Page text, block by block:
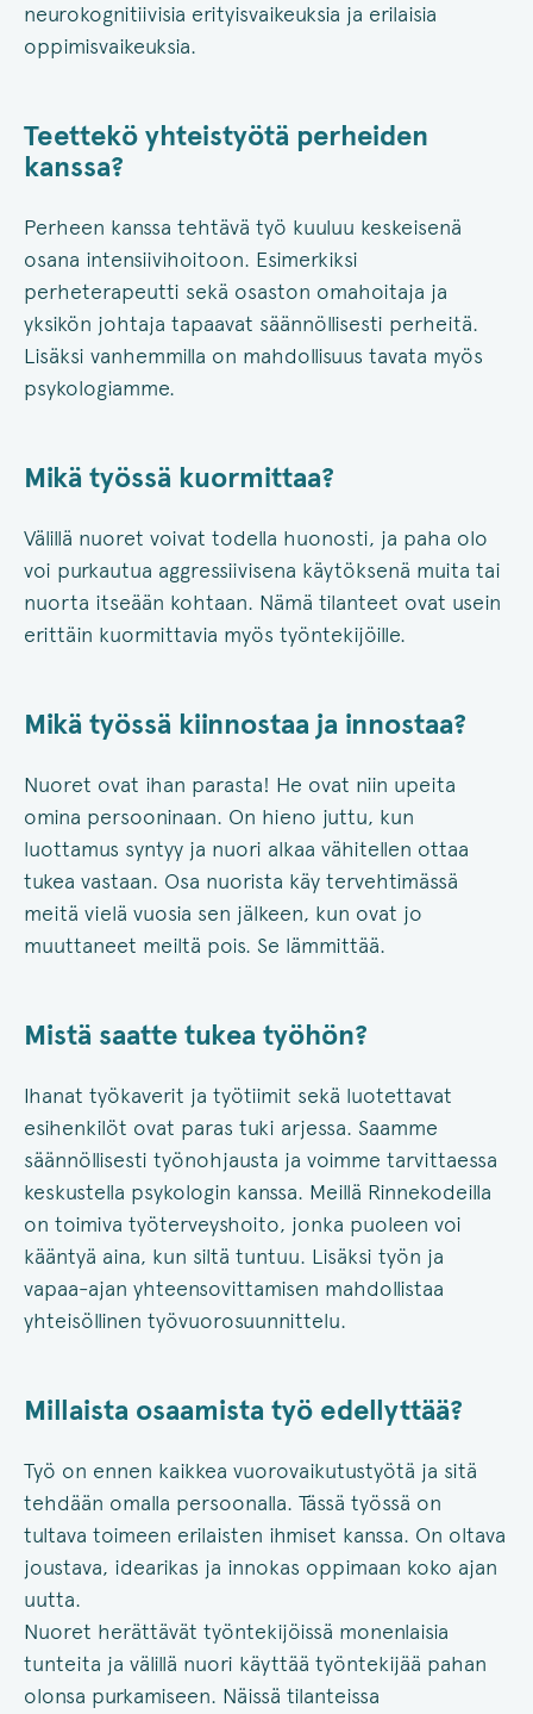
neurokognitiivisia erityisvaikeuksia ja erilaisia
oppimisvaikeuksia.
Teettekö yhteistyötä perheiden
kanssa?
Perheen kanssa tehtävä työ kuuluu keskeisenä
osana intensiivihoitoon. Esimerkiksi
perheterapeutti sekä osaston omahoitaja ja
yksikön johtaja tapaavat säännöllisesti perheitä.
Lisäksi vanhemmilla on mahdollisuus tavata myös
psykologiamme.
Mikä työssä kuormittaa?
Välillä nuoret voivat todella huonosti, ja paha olo
voi purkautua aggressiivisena käytöksenä muita tai
nuorta itseään kohtaan. Nämä tilanteet ovat usein
erittäin kuormittavia myös työntekijöille.
Mikä työssä kiinnostaa ja innostaa?
Nuoret ovat ihan parasta! He ovat niin upeita
omina persooninaan. On hieno juttu, kun
luottamus syntyy ja nuori alkaa vähitellen ottaa
tukea vastaan. Osa nuorista käy tervehtimässä
meitä vielä vuosia sen jälkeen, kun ovat jo
muuttaneet meiltä pois. Se lämmittää.
Mistä saatte tukea työhön?
Ihanat työkaverit ja työtiimit sekä luotettavat
esihenkilöt ovat paras tuki arjessa. Saamme
säännöllisesti työnohjausta ja voimme tarvittaessa
keskustella psykologin kanssa. Meillä Rinnekodeilla
on toimiva työterveyshoito, jonka puoleen voi
kääntyä aina, kun siltä tuntuu. Lisäksi työn ja
vapaa-ajan yhteensovittamisen mahdollistaa
yhteisöllinen työvuorosuunnittelu.
Millaista osaamista työ edellyttää?
Työ on ennen kaikkea vuorovaikutustyötä ja sitä
tehdään omalla persoonalla. Tässä työssä on
tultava toimeen erilaisten ihmiset kanssa. On oltava
joustava, idearikas ja innokas oppimaan koko ajan
uutta.
Nuoret herättävät työntekijöissä monenlaisia
tunteita ja välillä nuori käyttää työntekijää pahan
olonsa purkamiseen. Näissä tilanteissa